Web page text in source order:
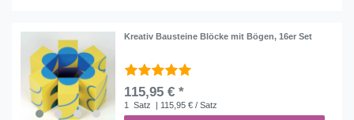
Kreativ Bausteine Blöcke mit Bögen, 16er Set
115,95 € *
1 Satz | 115,95 € / Satz